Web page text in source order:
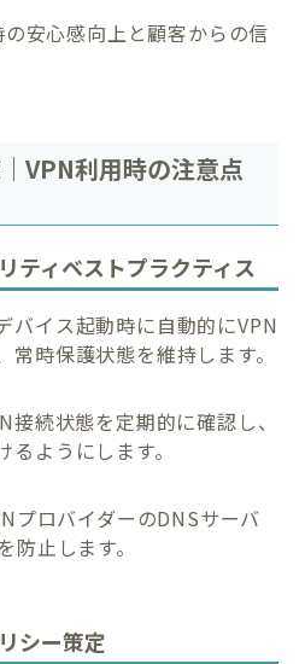
安心感向上と顧客からの信
VPN利用時の注意点
ティベストプラクティス
バイス起動時に自動的にVPN
時保護状態を維持します。
接続状態を定期的に確認し、
ようにします。
プロバイダーのDNSサーバ
止します。
シー策定